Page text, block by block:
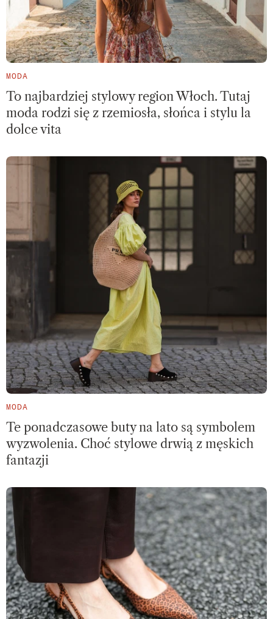
MODA
To najbardziej stylowy region Włoch. Tutaj
moda rodzi się z rzemiosła, słońca i stylu la
dolce vita
MODA
Te ponadczasowe buty na lato są symbolem
wyzwolenia. Choć stylowe drwią z męskich
fantazji